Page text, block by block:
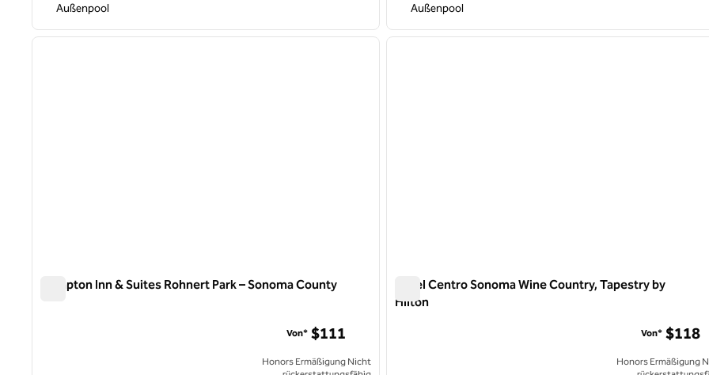
Außenpool
Außenpool
1 von 12
nächstes Bild
Hampton Inn & Suites Rohnert Park – Sonoma County
Von* $111
Honors Ermäßigung Nicht
1 von 12
Hotel Centro Sonoma Wine Country, Tapestry by
Hilton
Von* $118
Honors Ermäßigung